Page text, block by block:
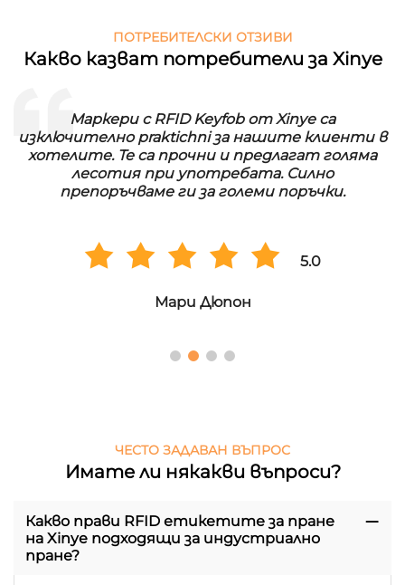
ПОТРЕБИТЕЛСКИ ОТЗИВИ
Какво казват потребители за Xinye
Маркери с RFID Keyfob от Xinye са
изключително praktichni за нашите клиенти в
хотелите. Те са прочни и предлагат голяма
лесотия при употребата. Силно
препоръчваме ги за големи поръчки.
5.0
Мари Дюпон
ЧЕСТО ЗАДАВАН ВЪПРОС
Имате ли някакви въпроси?
Какво прави RFID етикетите за пране
на Xinye подходящи за индустриално
пране?